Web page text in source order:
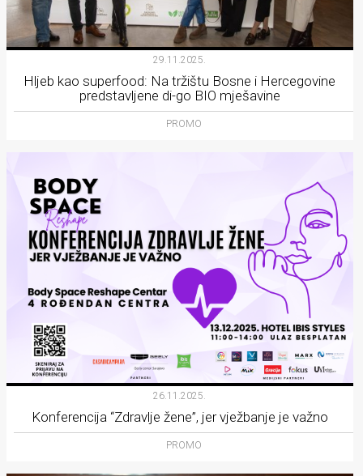
29.11.2025.
Hljeb kao superfood: Na tržištu Bosne i Hercegovine
predstavljene di-go BIO mješavine
PROMO
26.11.2025.
Konferencija “Zdravlje žene”, jer vježbanje je važno
PROMO